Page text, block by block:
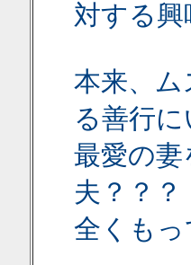
対する
本来、
る善行
最愛の
夫？？？
全くも